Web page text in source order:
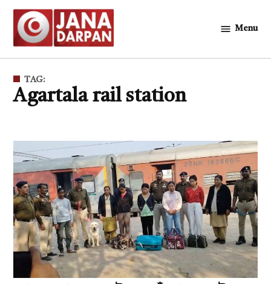
Skip
content
Menu
TAG:
Agartala rail station